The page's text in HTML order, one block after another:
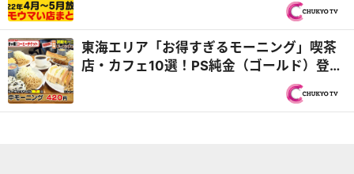
東海エリア「お得すぎるモーニング」喫茶
店・カフェ10選！PS純金（ゴールド）登場